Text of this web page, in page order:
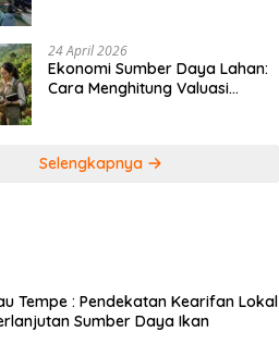
24 April 2026
Ekonomi Sumber Daya Lahan:
Cara Menghitung Valuasi
Selengkapnya
Tempe : Pendekatan Kearifan Lokal
Sumber Daya Ikan